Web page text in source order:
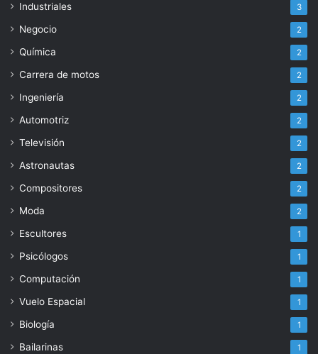
Industriales 3
Negocio 2
Química 2
Carrera de motos 2
Ingeniería 2
Automotriz 2
Televisión 2
Astronautas 2
Compositores 2
Moda 2
Escultores 1
Psicólogos 1
Computación 1
Vuelo Espacial 1
Biología 1
Bailarinas 1